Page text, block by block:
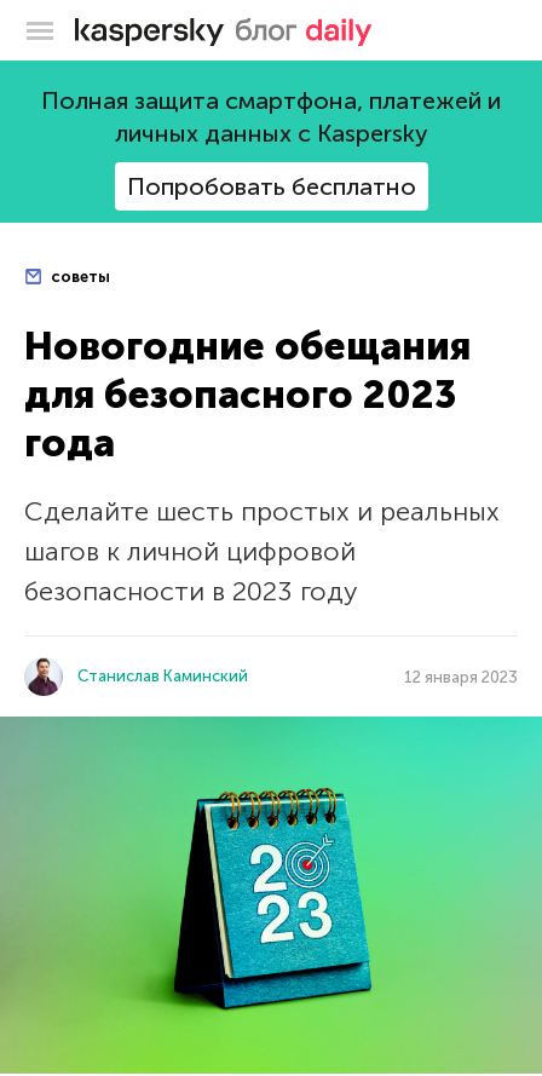
Блог Касперского
Полная защита смартфона, платежей и
личных данных с Kaspersky
Попробовать бесплатно
советы
Новогодние обещания
для безопасного 2023
года
Сделайте шесть простых и реальных
шагов к личной цифровой
безопасности в 2023 году
Станислав Каминский 12 января 2023